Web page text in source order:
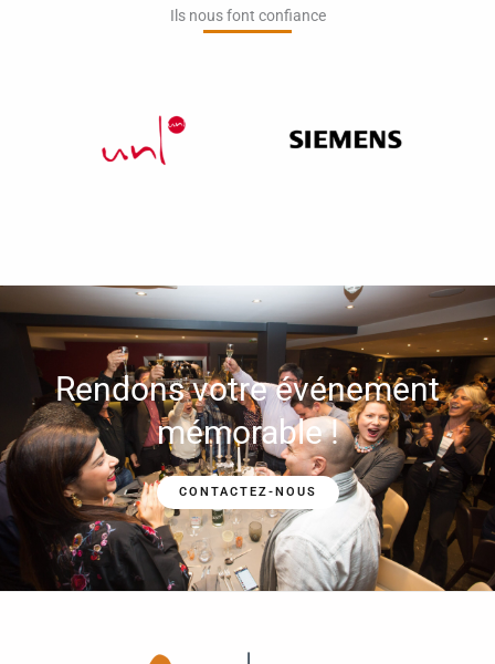
Ils nous font confiance​
Rendons votre événement
mémorable !
CONTACTEZ-NOUS